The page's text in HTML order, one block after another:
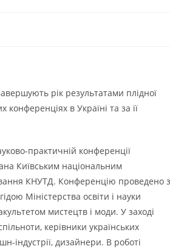
рік результатами плідної
в Україні та за її
практичній конференції
Київським національним
КНУТД. Конференцію проведено
Міністерства освіти і науки
мистецтв і моди. У заході
керівники українських
індустрії, дизайнери. В роботі